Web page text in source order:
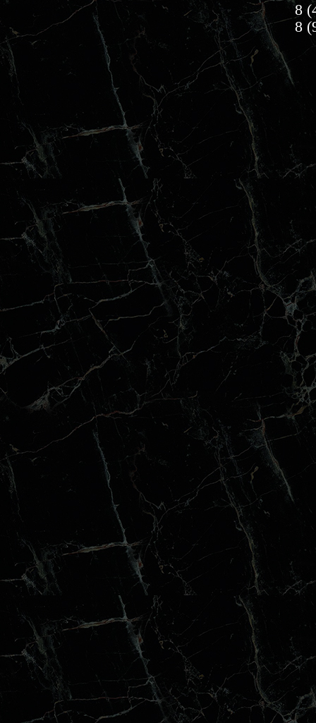
8
8